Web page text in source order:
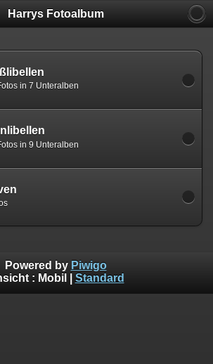
Harrys Fotoalbum
in 7 Unteralben
in 9 Unteralben
Powered by Piwigo
: Mobil Standard